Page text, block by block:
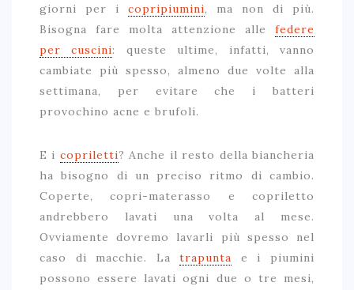
giorni per i copripiumini, ma non di più.
Bisogna fare molta attenzione alle federe
per cuscini: queste ultime, infatti, vanno
cambiate più spesso, almeno due volte alla
settimana, per evitare che i batteri
provochino acne e brufoli.
E i copriletti? Anche il resto della biancheria
ha bisogno di un preciso ritmo di cambio.
Coperte, copri-materasso e copriletto
andrebbero lavati una volta al mese.
Ovviamente dovremo lavarli più spesso nel
caso di macchie. Latrapunta e i piumini
possono essere lavati ogni due o tre mesi,